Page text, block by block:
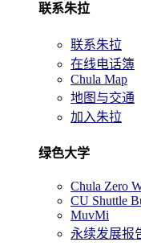
联系朱拉
联系朱拉
在线电话簿
Chula Map
地图与交通
加入朱拉
绿色大学
Chula Zero
CU Shuttle
MuvMi
永续发展报